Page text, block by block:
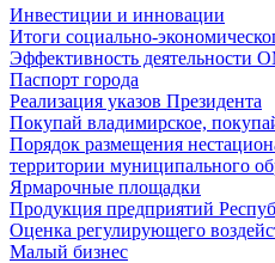
Инвестиции и инновации
Итоги социально-
Эффективность деятельности
Паспорт города
Реализация указов Президента
Покупай владимирское,
Порядок размещения
территории муниципального
Ярмарочные площадки
Продукция предприятий
Оценка регулирующего
Малый бизнес